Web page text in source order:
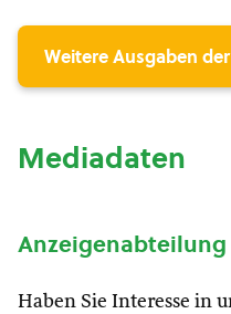
Weitere Ausgaben
Mediadaten
Anzeigenabteilung
Haben Sie Interesse in